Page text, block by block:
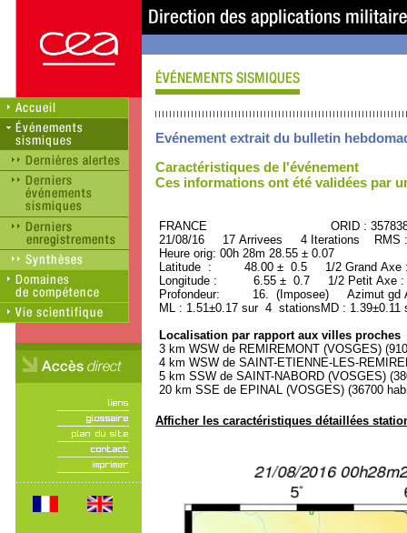
Evénement extrait du bulletin
Caractéristiques de l'événement
Ces informations ont été validées par
FRANCE ORID :
21/08/16 17 Arrivees 4 Iterations RMS
Heure orig: 00h 28m 28.55 ± 0.07
Latitude : 48.00 ± 0.5 1/2 Grand
Longitude : 6.55 ± 0.7 1/2 Petit Axe
Profondeur: 16. (Imposee) Azimut gd
ML : 1.51±0.17 sur 4 stationsMD :
Localisation par rapport aux villes proches
3 km WSW de REMIREMONT (VOSGES)
4 km WSW de SAINT-ETIENNE-LES-
5 km SSW de SAINT-NABORD (VOSGES)
20 km SSE de EPINAL (VOSGES) (36700
Afficher les caractéristiques détaillées